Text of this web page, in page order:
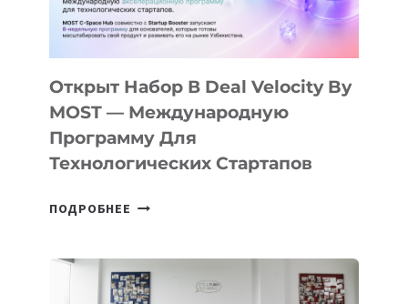
ДАЛ
30
ПОДРОСТКАМ
БИЛЕТ
В
ПРЕДПРИНИМАТЕЛЬСТВО
Открыт Набор В Deal Velocity By
MOST — Международную
Программу Для
Технологических Стартапов
ПОДРОБНЕЕ ОТКРЫТ
DEAL
VELOCITY